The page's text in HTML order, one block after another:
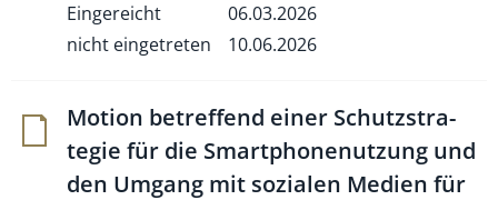
Eingereicht
06.03.2026
nicht eingetreten
10.06.2026
Motion betref­fend einer Schutz­stra­
tegie für die Smart­pho­ne­nut­zung und
den Umgang mit sozialen Medien für